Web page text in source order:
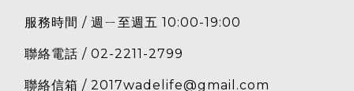
服務時間 / 週ㄧ至週五 10:00-19:00
聯絡電話 / 02-2211-2799
聯絡信箱 / 2017wadelife@gmail.com